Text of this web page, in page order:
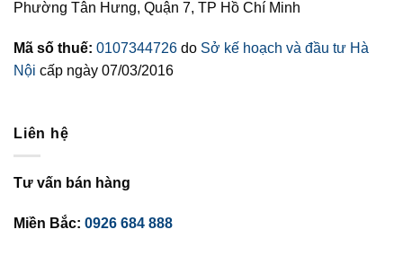
Phường Tân Hưng, Quận 7, TP Hồ Chí Minh
Mã số thuế: 0107344726 do Sở kế hoạch và đầu tư Hà
Nội cấp ngày 07/03/2016
Liên hệ
Tư vấn bán hàng
Miền Bắc: 0926 684 888